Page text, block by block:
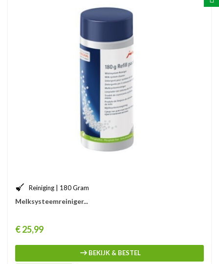
Reiniging | 180 Gram
Melksysteemreiniger...
Prijs
€ 25,99
BEKIJK & BESTEL